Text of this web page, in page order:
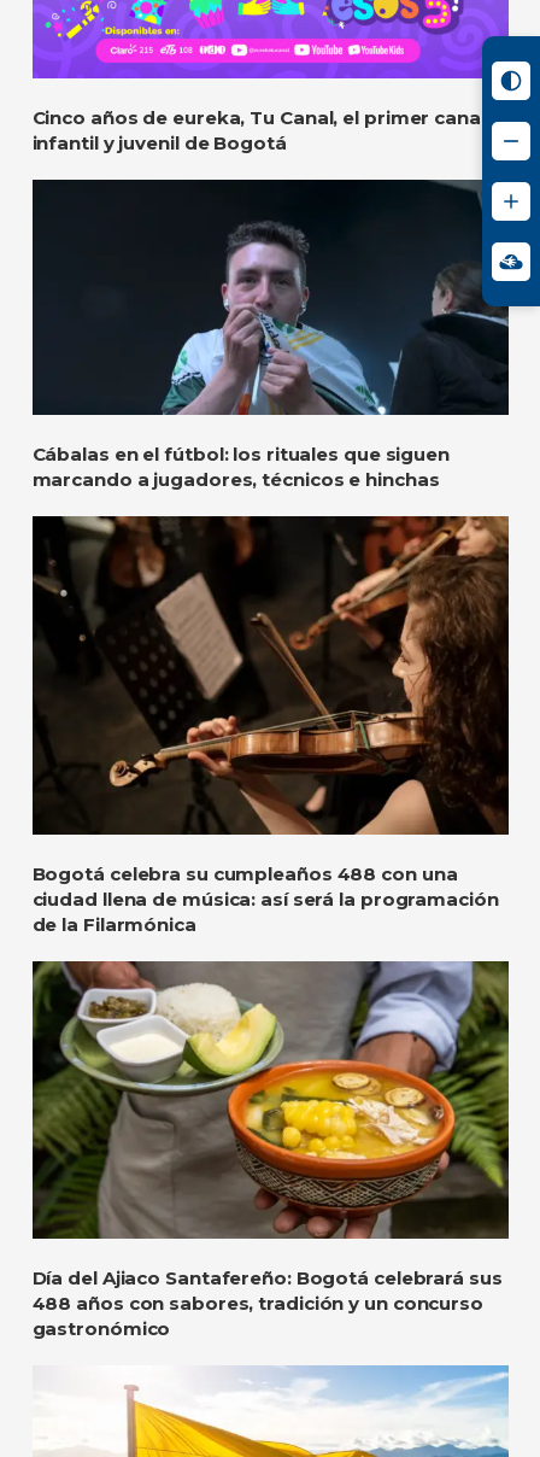
Cinco años de eureka, Tu Canal, el primer canal
infantil y juvenil de Bogotá
Cábalas en el fútbol: los rituales que siguen
marcando a jugadores, técnicos e hinchas
Bogotá celebra su cumpleaños 488 con una
ciudad llena de música: así será la programación
de la Filarmónica
Día del Ajiaco Santafereño: Bogotá celebrará sus
488 años con sabores, tradición y un concurso
gastronómico